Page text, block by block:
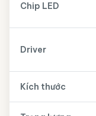
Chip LED
Driver
Kích thước